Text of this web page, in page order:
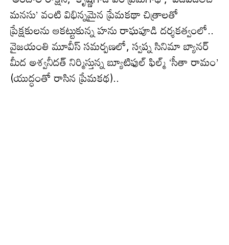
మనసు’ వంటి విభిన్నమైన ప్రేమకథా చిత్రాలతో
ప్రేక్షకులను ఆకట్టుకున్న హను రాఘపూడి దర్శకత్వంలో..
వైజయంతి మూవీస్ సమర్పణలో, స్వప్న సినిమా బ్యానర్
మీద అశ్వనీదత్ నిర్మిస్తున్న బ్యూటిఫుల్ ఫిల్మ్ ‘సీతా రామం’
(యుద్ధంతో రాసిన ప్రేమకథ)..